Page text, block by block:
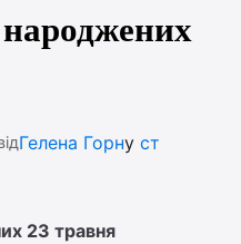
Гелена Горну ст
23 травня